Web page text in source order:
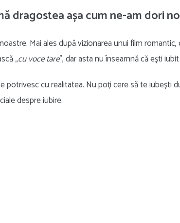
dragostea așa cum ne-am dori
Mai ales după vizionarea unui film
„cu voce tare”, dar asta nu înseamnă că ești
potrivesc cu realitatea. Nu poți cere să te iubești
despre iubire.